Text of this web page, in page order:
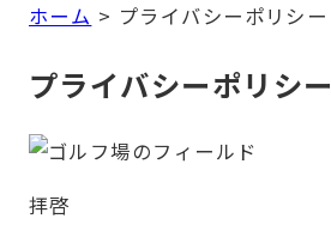
ホーム > プライバシーポリシー
プライバシーポリシー
拝啓